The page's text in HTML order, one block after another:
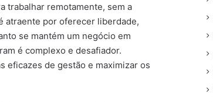
trabalhar remotamente, sem a
atraente por oferecer liberdade,
se mantém um negócio em
é complexo e desafiador.
eficazes de gestão e maximizar os